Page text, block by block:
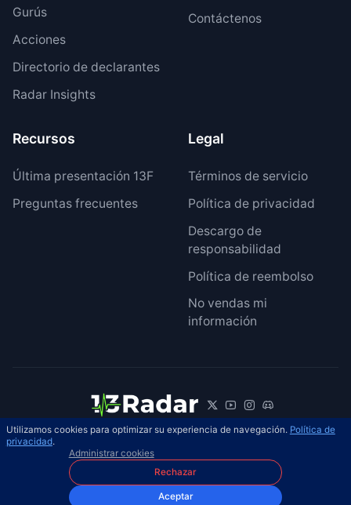
Gurús
Acciones
Directorio de declarantes
Radar Insights
Contáctenos
Recursos
Última presentación 13F
Preguntas frecuentes
Legal
Términos de servicio
Política de privacidad
Descargo de
responsabilidad
Política de reembolso
No vendas mi
información
© 2026 13Radar. Reservados todos los
derechos.
Utilizamos cookies para optimizar su experiencia de navegación. Política de
privacidad.
Administrar cookies
Rechazar
Aceptar